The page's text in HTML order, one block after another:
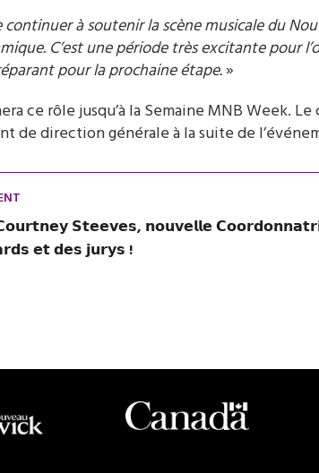
continuer à soutenir la scène musicale du
C’est une période très excitante pour
pour la prochaine étape.»
ce rôle jusqu’à la Semaine MNB Week.
de direction générale à la suite de
𝗦𝘁𝗲𝗲𝘃𝗲𝘀, 𝗻𝗼𝘂𝘃𝗲𝗹𝗹𝗲
𝗲𝘁 𝗱𝗲𝘀 𝗷𝘂𝗿𝘆𝘀 !